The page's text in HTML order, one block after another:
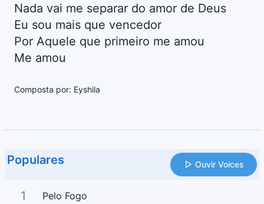
Nada vai me separar do amor de Deus
Eu sou mais que vencedor
Por Aquele que primeiro me amou
Me amou
Composta por: Eyshila
Populares Ouvir Voices
1 Pelo Fogo